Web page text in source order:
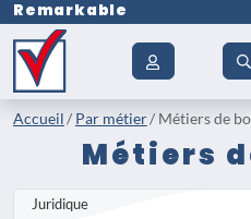
Remarkable
Accueil Par métier Métiers de
Métiers
Juridique